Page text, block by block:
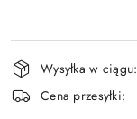
Dostępność
i
dostawa
Wysyłka w ciągu:
Cena przesyłki: